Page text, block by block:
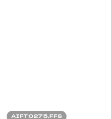
AIFT0275.FFS